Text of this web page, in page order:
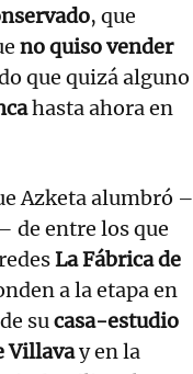
, que
no quiso vender
que quizá alguno
hasta ahora en
Azketa alumbró –
de entre los que
La Fábrica de
a la etapa en
sucasa-estudio
Villavay en la